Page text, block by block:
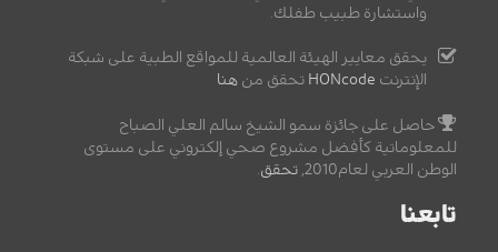
واستشارة طبيب طفلك.
يحقق معايير الهيئة العالمية للمواقع الطبية على شبكة
الإنترنت HONcode تحقق من هنا
حاصل على جائزة سمو الشيخ سالم العلي الصباح
للمعلوماتية كأفضل مشروع صحي إلكتروني على مستوى
الوطن العربي لعام2010,
تحقق
تابعنا